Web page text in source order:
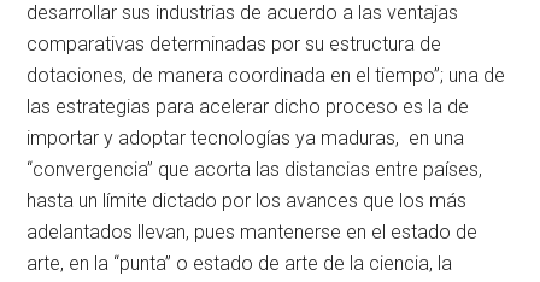
desarrollar sus industrias de acuerdo a las ventajas
comparativas determinadas por su estructura de
dotaciones, de manera coordinada en el tiempo”; una de
las estrategias para acelerar dicho proceso es la de
importar y adoptar tecnologías ya maduras, en una
“convergencia” que acorta las distancias entre países,
hasta un límite dictado por los avances que los más
adelantados llevan, pues mantenerse en el estado de
arte, en la “punta” o estado de arte de la ciencia, la